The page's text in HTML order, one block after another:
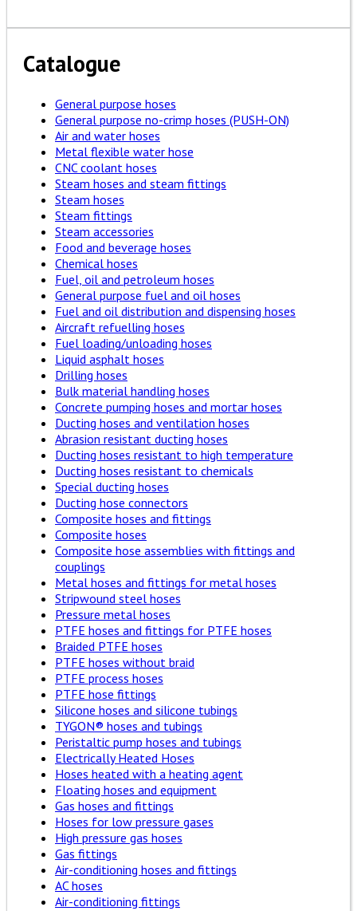
Catalogue
General purpose hoses
General purpose no-crimp hoses (PUSH-ON)
Air and water hoses
Metal flexible water hose
CNC coolant hoses
Steam hoses and steam fittings
Steam hoses
Steam fittings
Steam accessories
Food and beverage hoses
Chemical hoses
Fuel, oil and petroleum hoses
General purpose fuel and oil hoses
Fuel and oil distribution and dispensing hoses
Aircraft refuelling hoses
Fuel loading/unloading hoses
Liquid asphalt hoses
Drilling hoses
Bulk material handling hoses
Concrete pumping hoses and mortar hoses
Ducting hoses and ventilation hoses
Abrasion resistant ducting hoses
Ducting hoses resistant to high temperature
Ducting hoses resistant to chemicals
Special ducting hoses
Ducting hose connectors
Composite hoses and fittings
Composite hoses
Composite hose assemblies with fittings and
couplings
Metal hoses and fittings for metal hoses
Stripwound steel hoses
Pressure metal hoses
PTFE hoses and fittings for PTFE hoses
Braided PTFE hoses
PTFE hoses without braid
PTFE process hoses
PTFE hose fittings
Silicone hoses and silicone tubings
TYGON® hoses and tubings
Peristaltic pump hoses and tubings
Electrically Heated Hoses
Hoses heated with a heating agent
Floating hoses and equipment
Gas hoses and fittings
Hoses for low pressure gases
High pressure gas hoses
Gas fittings
Air-conditioning hoses and fittings
AC hoses
Air-conditioning fittings